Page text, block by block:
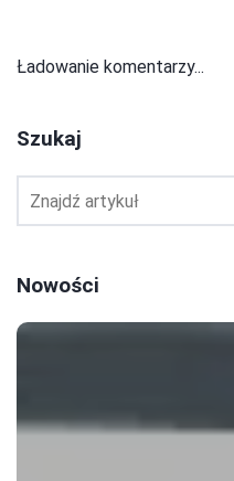
Ładowanie komentarzy...
Szukaj
Nowości